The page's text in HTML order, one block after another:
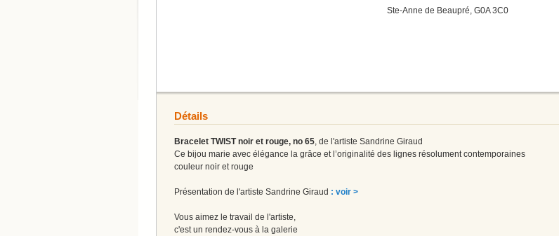
Ste-Anne de Beaupré, G0A 3C0
Détails
Bracelet TWIST noir et rouge, no 65, de l'artiste Sandrine Giraud
Ce bijou marie avec élégance la grâce et l’originalité des lignes résolument contemporaines
couleur noir et rouge
Présentation de l'artiste Sandrine Giraud : voir >
Vous aimez le travail de l'artiste,
c'est un rendez-vous à la galerie